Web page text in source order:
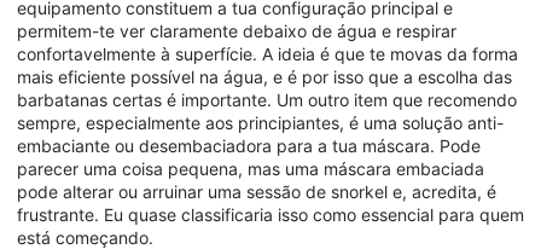
equipamento constituem a tua configuração principal e
permitem-te ver claramente debaixo de água e respirar
confortavelmente à superfície. A ideia é que te movas da forma
mais eficiente possível na água, e é por isso que a escolha das
barbatanas certas é importante. Um outro item que recomendo
sempre, especialmente aos principiantes, é uma solução anti-
embaciante ou desembaciadora para a tua máscara. Pode
parecer uma coisa pequena, mas uma máscara embaciada
pode alterar ou arruinar uma sessão de snorkel e, acredita, é
frustrante. Eu quase classificaria isso como essencial para quem
está começando.